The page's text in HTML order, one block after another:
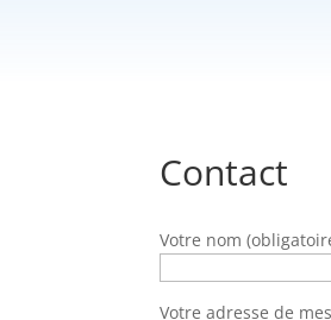
Contact
Votre nom
Votre adresse de